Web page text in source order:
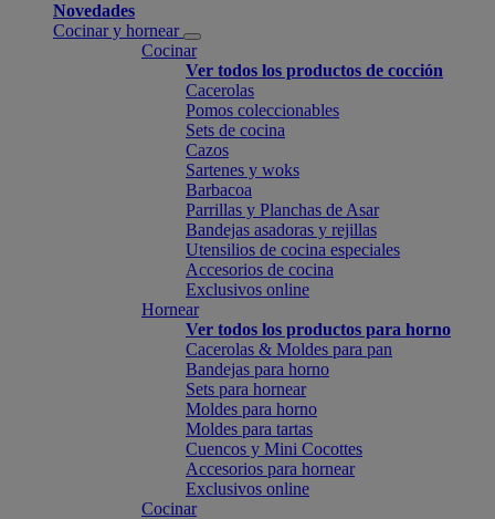
Novedades
Cocinar y hornear
Cocinar
Ver todos los productos de cocción
Cacerolas
Pomos coleccionables
Sets de cocina
Cazos
Sartenes y woks
Barbacoa
Parrillas y Planchas de Asar
Bandejas asadoras y rejillas
Utensilios de cocina especiales
Accesorios de cocina
Exclusivos online
Hornear
Ver todos los productos para horno
Cacerolas & Moldes para pan
Bandejas para horno
Sets para hornear
Moldes para horno
Moldes para tartas
Cuencos y Mini Cocottes
Accesorios para hornear
Exclusivos online
Cocinar